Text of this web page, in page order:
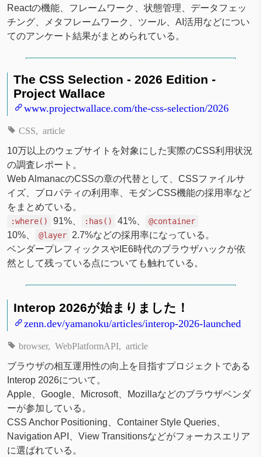
Reactの機能、フレームワーク、状態管理、データフェッ
チング、メタフレームワーク、ツール、AI活用などについ
てのアンケート結果がまとめられている。
The CSS Selection - 2026 Edition -
Project Wallace
www.projectwallace.com/the-css-selection/2026
CSS article
10万以上のウェブサイトを対象にした実際のCSS利用状況
の調査レポート。
Web AlmanacのCSSの章の代替として、CSSファイルサ
イズ、プロパティの利用率、モダンCSS機能の採用率など
をまとめている。
:where() 91%、 :has() 41%、 @container
10%、 @layer
2.7%などの採用率になっている。
ベンダープレフィックスやIE6時代のブラウザハックが依
然として残っている点についても触れている。
Interop 2026が始まりました！
zenn.dev/yamanoku/articles/interop-2026-launched
browser WebPlatformAPI article
ブラウザの相互運用性の向上を目指すプロジェクトである
Interop 2026について。
Apple、Google、Microsoft、Mozillaなどのブラウザベンダ
ーが参加している。
CSS Anchor Positioning、Container Style Queries、
Navigation API、View Transitionsなどがフォーカスエリア
に選ばれている。